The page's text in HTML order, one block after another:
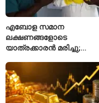
എബോള സമാന
ലക്ഷണങ്ങളോടെ
യാത്രക്കാരൻ മരിച്ചു;
യാത്രക്കാരെ
നിരീക്ഷണത്തിൽ